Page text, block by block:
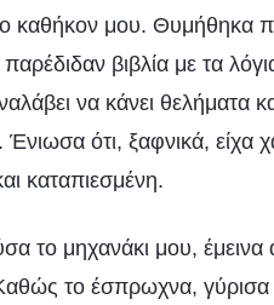
καθήκον μου. Θυμήθηκα
βιβλία με τα
να κάνει θελήματα
ότι, ξαφνικά, είχα
καταπιεσμένη.
το μηχανάκι μου,
το έσπρωχνα, γύρισα